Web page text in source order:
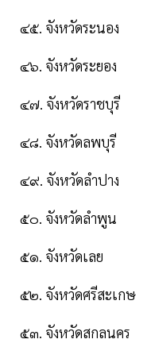
๔๕. จังหวัดระนอง
๔๖. จังหวัดระยอง
๔๗. จังหวัดราชบุรี
๔๘. จังหวัดลพบุรี
๔๙. จังหวัดลําปาง
๕๐. จังหวัดลําพูน
๕๑. จังหวัดเลย
๕๒. จังหวัดศรีสะเกษ
๕๓. จังหวัดสกลนคร